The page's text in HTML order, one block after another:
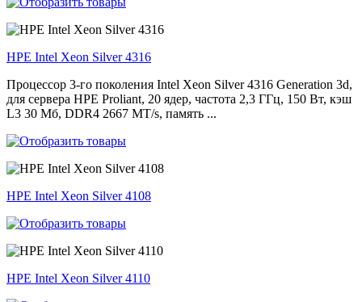
HPE Intel Xeon Silver 4316
Процессор 3-го поколения Intel Xeon Silver 4316 Generation 3d,
для сервера HPE Proliant, 20 ядер, частота 2,3 ГГц, 150 Вт, кэш
L3 30 Мб, DDR4 2667 MT/s, память ...
HPE Intel Xeon Silver 4108
HPE Intel Xeon Silver 4110